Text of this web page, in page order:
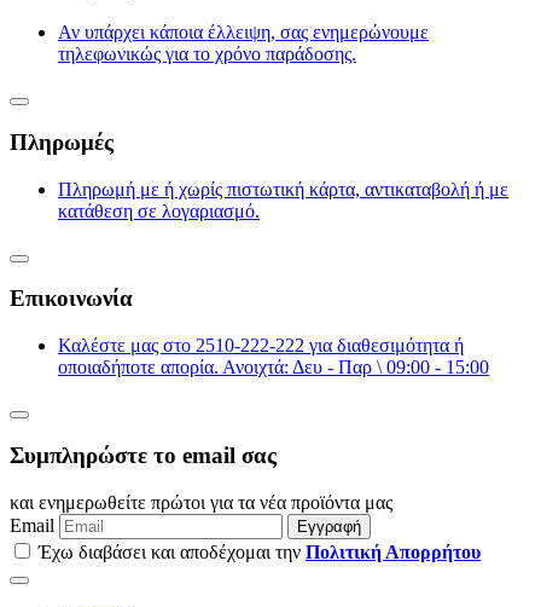
Αν υπάρχει κάποια έλλειψη, σας ενημερώνουμε
τηλεφωνικώς για το χρόνο παράδοσης.
Πληρωμές
Πληρωμή με ή χωρίς πιστωτική κάρτα, αντικαταβολή ή με
κατάθεση σε λογαριασμό.
Επικοινωνία
Καλέστε μας στο 2510-222-222 για διαθεσιμότητα ή
οποιαδήποτε απορία. Ανοιχτά: Δευ - Παρ \ 09:00 - 15:00
Συμπληρώστε το email σας
και ενημερωθείτε πρώτοι για τα νέα προϊόντα μας
Email
Εγγραφή
Έχω διαβάσει και αποδέχομαι την Πολιτική Απορρήτου